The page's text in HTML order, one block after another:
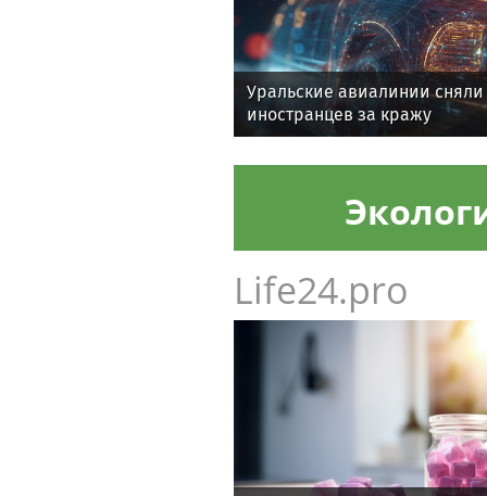
Уральские авиалинии сняли
иностранцев за кражу
Life24.pro